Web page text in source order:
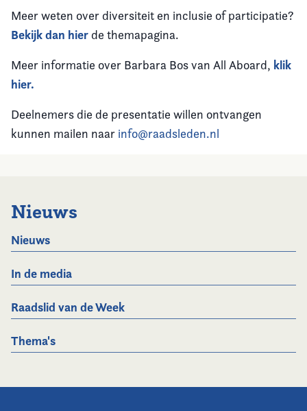
Meer weten over diversiteit en inclusie of participatie?
Bekijk dan hier de themapagina.
Meer informatie over Barbara Bos van All Aboard, klik
hier.
Deelnemers die de presentatie willen ontvangen
kunnen mailen naar info@raadsleden.nl
Nieuws
Nieuws
In de media
Raadslid van de Week
Thema's